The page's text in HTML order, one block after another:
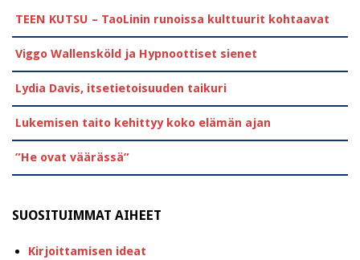
TEEN KUTSU – TaoLinin runoissa kulttuurit kohtaavat
Viggo Wallensköld ja Hypnoottiset sienet
Lydia Davis, itsetietoisuuden taikuri
Lukemisen taito kehittyy koko elämän ajan
”He ovat väärässä”
SUOSITUIMMAT AIHEET
Kirjoittamisen ideat